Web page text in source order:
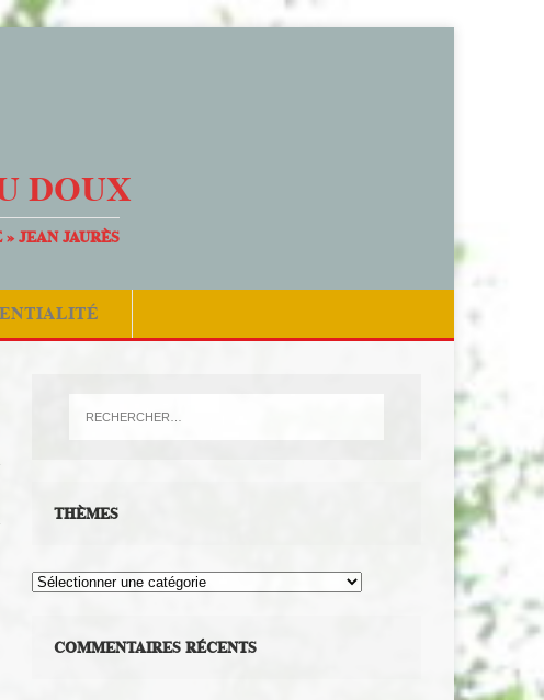
DOUX
JEAN JAURÈS
THÈMES
Thèmes
COMMENTAIRES RÉCENTS